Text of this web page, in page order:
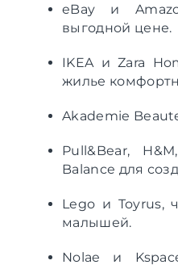
eBay и
выгодной цене.
IKEA и Zara
жилье
Akademie
Pull&Bear,
Balance для
Lego и Toyrus,
малышей.
Nolae и